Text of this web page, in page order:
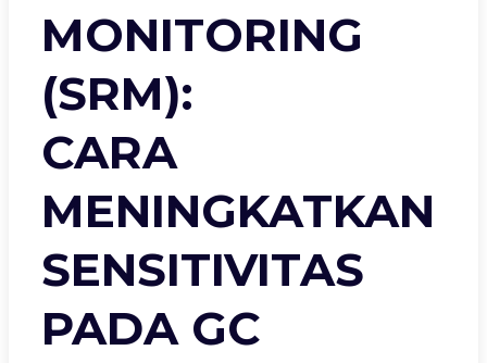
MONITORING
(SRM):
CARA
MENINGKATKAN
SENSITIVITAS
PADA GC